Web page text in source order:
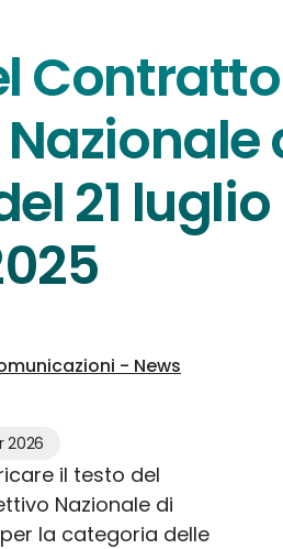
Contratto
21 luglio
- News
2026
il testo del
Nazionale di
la categoria delle